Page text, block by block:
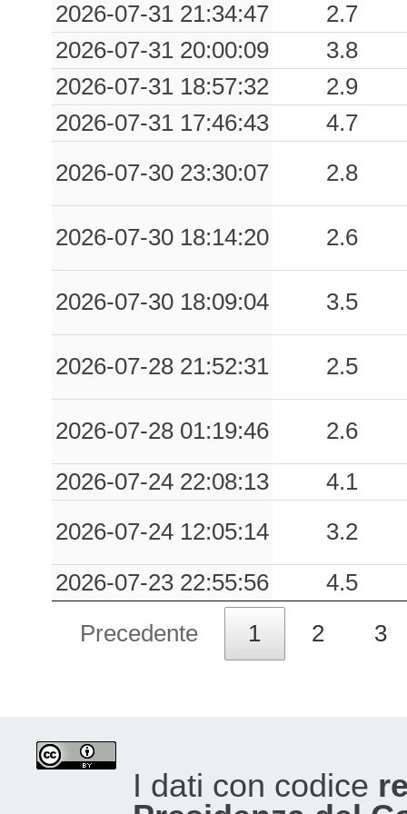
0.11
BOI
78
0.11
BOJ
78
0.10
STG
83
0.10
MRC
74
0.08
STR
85
0.07
MTC
79
0.06
TLS
55
0.06
BNV
64
0.06
SEFR
83
0.05
BGI
0.04
0.04
BNOM
66
2026-07-31 21:34:47
2.7
2026-07-31 20:00:09
3.8
2026-07-31 18:57:32
2.9
2026-07-31 17:46:43
4.7
2026-07-30 23:30:07
2.8
2026-07-30 18:14:20 2.6
2026-07-30 18:09:04 3.5
2026-07-28 21:52:31 2.5
2026-07-28 01:19:46
2.6
2026-07-24 22:08:13
4.1
2026-07-24 12:05:14
3.2
2026-07-23 22:55:56
4.5
Precedente 1 2 3
I dati con codice